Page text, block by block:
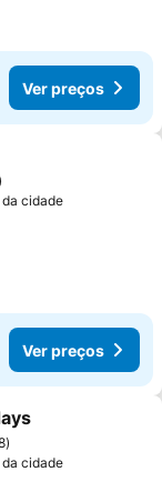
Ver preços
favoritos
cidade
Ver preços
favoritos
cidade